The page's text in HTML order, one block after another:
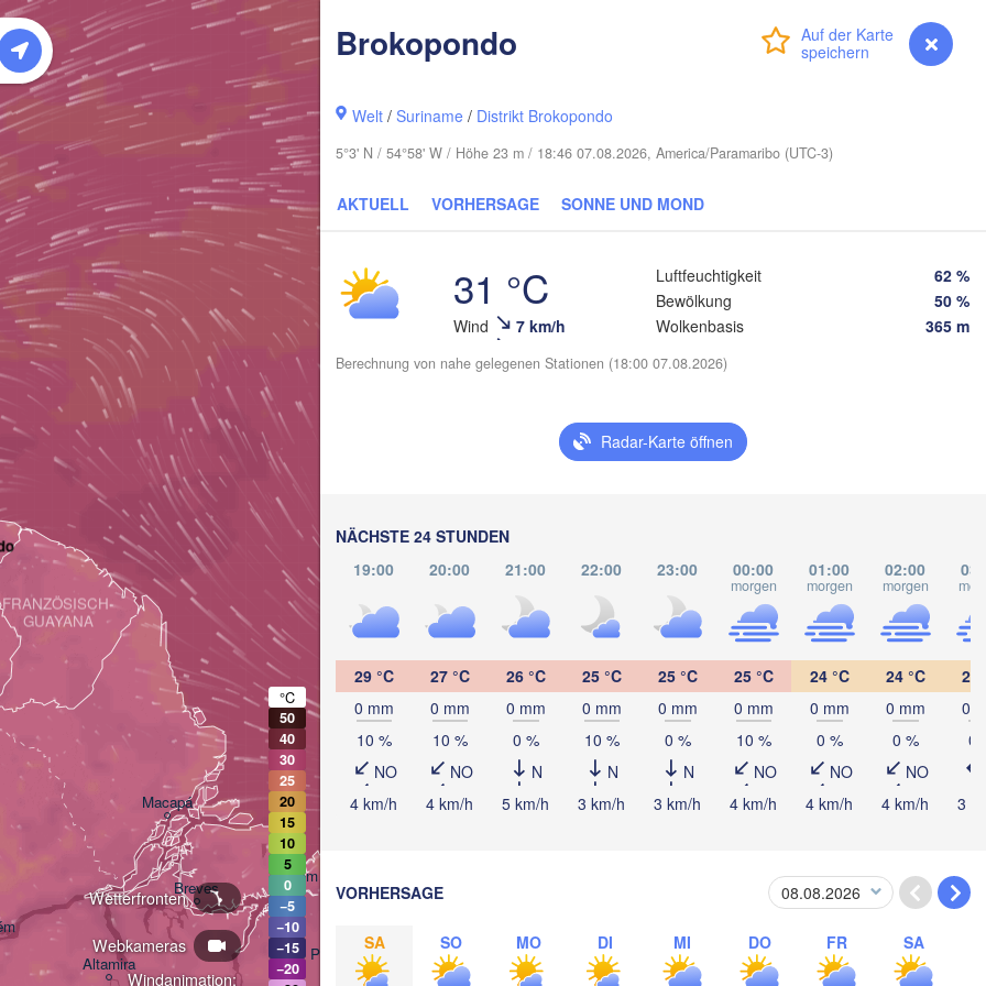
Anmelden myVentusky Vorhersage
Brokopondo
Welt /Suriname / Distrikt Brokopondo
5°3' N / 54°58' W / Höhe 23 m / 18:46 07.08.2026, America/Paramaribo (UTC-3)
AKTUELL VORHERSAGE SONNE UND MOND
31 °C
Wind 7 km/h
Luftfeuchtigkeit
62 %
Bewölkung
50 %
Wolkenbasis
365 m
Berechnung von nahe gelegenen Stationen (18:00 07.08.2026)
Radar-Karte öffnen
NÄCHSTE 24 STUNDEN
19:00
20:00 21:00 22:00 23:00 00:00
morgen
01:00
morgen
02:00
morgen
29 °C
0 mm
10 %
NO
4 km/h
27 °C
0 mm
10 %
NO
4 km/h
26 °C
0 mm
0 %
N
5 km/h
25 °C
0 mm
10 %
N
3 km/h
25 °C
0 mm
0 %
N
3 km/h
25 °C
0 mm
10 %
NO
4 km/h
24 °C
0 mm
0 %
NO
4 km/h
24 °C
0 mm
0 %
NO
4 km/h
24
0
0
3
VORHERSAGE
SA SO MO DI MI DO FR SA
Windanimation:
Webkameras
Wetterfronten
Macapá
FRANZÖSISCH-
GUAYANA
Belém
Paragominas
Breves
Altamira
Parnaíba
°C
50
40
30
25
20
15
10
5
0
−5
−10
−15
−20